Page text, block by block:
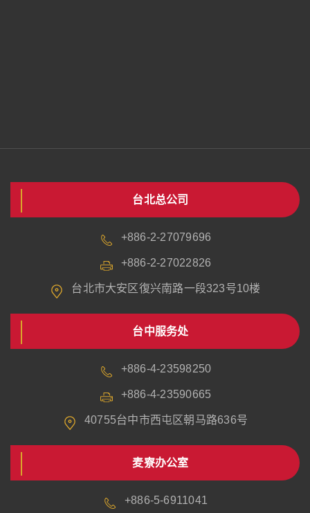
台北总公司
+886-2-27079696
+886-2-27022826
台北市大安区復兴南路一段323号10楼
台中服务处
+886-4-23598250
+886-4-23590665
40755台中市西屯区朝马路636号
麦寮办公室
+886-5-6911041